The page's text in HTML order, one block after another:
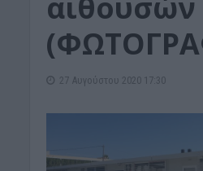
αιθουσών
27 Αυγούστου 2020 17:30